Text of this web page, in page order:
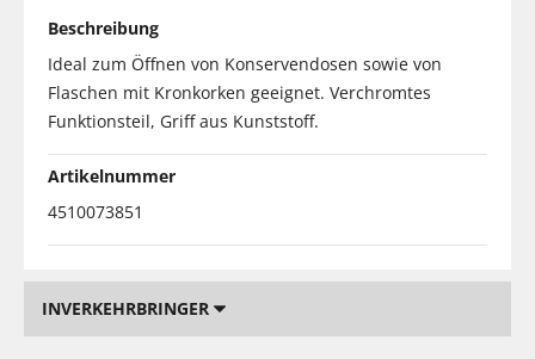
Beschreibung
Ideal zum Öffnen von Konservendosen sowie von
Flaschen mit Kronkorken geeignet. Verchromtes
Funktionsteil, Griff aus Kunststoff.
Artikelnummer
4510073851
INVERKEHRBRINGER